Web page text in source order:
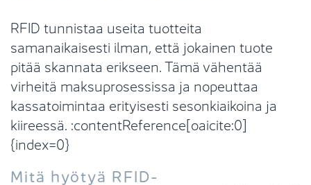
RFID tunnistaa useita tuotteita
samanaikaisesti ilman, että jokainen tuote
pitää skannata erikseen. Tämä vähentää
virheitä maksuprosessissa ja nopeuttaa
kassatoimintaa erityisesti sesonkiaikoina ja
kiireessä. :contentReference[oaicite:0]
{index=0}
Mitä hyötyä RFID-